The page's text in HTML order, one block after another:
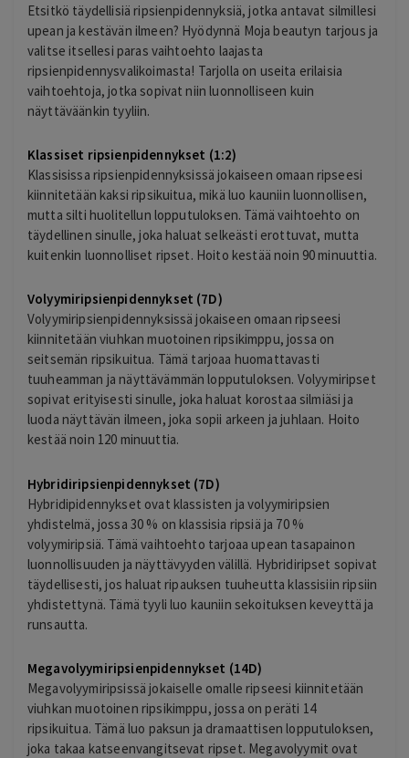
Etsitkö täydellisiä ripsienpidennyksiä, jotka antavat silmillesi
upean ja kestävän ilmeen? Hyödynnä Moja beautyn tarjous ja
valitse itsellesi paras vaihtoehto laajasta
ripsienpidennysvalikoimasta! Tarjolla on useita erilaisia
vaihtoehtoja, jotka sopivat niin luonnolliseen kuin
näyttäväänkin tyyliin.
Klassiset ripsienpidennykset (1:2)
Klassisissa ripsienpidennyksissä jokaiseen omaan ripseesi
kiinnitetään kaksi ripsikuitua, mikä luo kauniin luonnollisen,
mutta silti huolitellun lopputuloksen. Tämä vaihtoehto on
täydellinen sinulle, joka haluat selkeästi erottuvat, mutta
kuitenkin luonnolliset ripset. Hoito kestää noin 90 minuuttia.
Volyymiripsienpidennykset (7D)
Volyymiripsienpidennyksissä jokaiseen omaan ripseesi
kiinnitetään viuhkan muotoinen ripsikimppu, jossa on
seitsemän ripsikuitua. Tämä tarjoaa huomattavasti
tuuheamman ja näyttävämmän lopputuloksen. Volyymiripset
sopivat erityisesti sinulle, joka haluat korostaa silmiäsi ja
luoda näyttävän ilmeen, joka sopii arkeen ja juhlaan. Hoito
kestää noin 120 minuuttia.
Hybridiripsienpidennykset (7D)
Hybridipidennykset ovat klassisten ja volyymiripsien
yhdistelmä, jossa 30 % on klassisia ripsiä ja 70 %
volyymiripsiä. Tämä vaihtoehto tarjoaa upean tasapainon
luonnollisuuden ja näyttävyyden välillä. Hybridiripset sopivat
täydellisesti, jos haluat ripauksen tuuheutta klassisiin ripsiin
yhdistettynä. Tämä tyyli luo kauniin sekoituksen keveyttä ja
runsautta.
Megavolyymiripsienpidennykset (14D)
Megavolyymiripsissä jokaiselle omalle ripseesi kiinnitetään
viuhkan muotoinen ripsikimppu, jossa on peräti 14
ripsikuitua. Tämä luo paksun ja dramaattisen lopputuloksen,
joka takaa katseenvangitsevat ripset. Megavolyymit ovat